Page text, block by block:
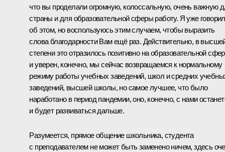
что вы проделали огромную, колоссальную, очень важную
страны и для образовательной сферы работу. Я уже говорил
об этом, но воспользуюсь этим случаем, чтобы выразить
слова благодарности Вам ещё раз. Действительно, в
степени это отразилось позитивно на образовательной
и уверен, конечно, мы сейчас возвращаемся к нормальному
режиму работы учебных заведений, школ и средних
заведений, высшей школы, но самое лучшее, что было
наработано в период пандемии, оно, конечно, с нами
и будет развиваться дальше.
Разумеется, прямое общение школьника, студента
с преподавателем не может быть заменено ничем, здесь